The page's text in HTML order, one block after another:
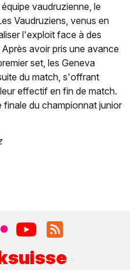
vaudruzienne, le
Vaudruziens, venus en
l'exploit face à des
avoir pris une avance
set, les Geneva
du match, s'offrant
effectif en fin de match.
du championnat junior